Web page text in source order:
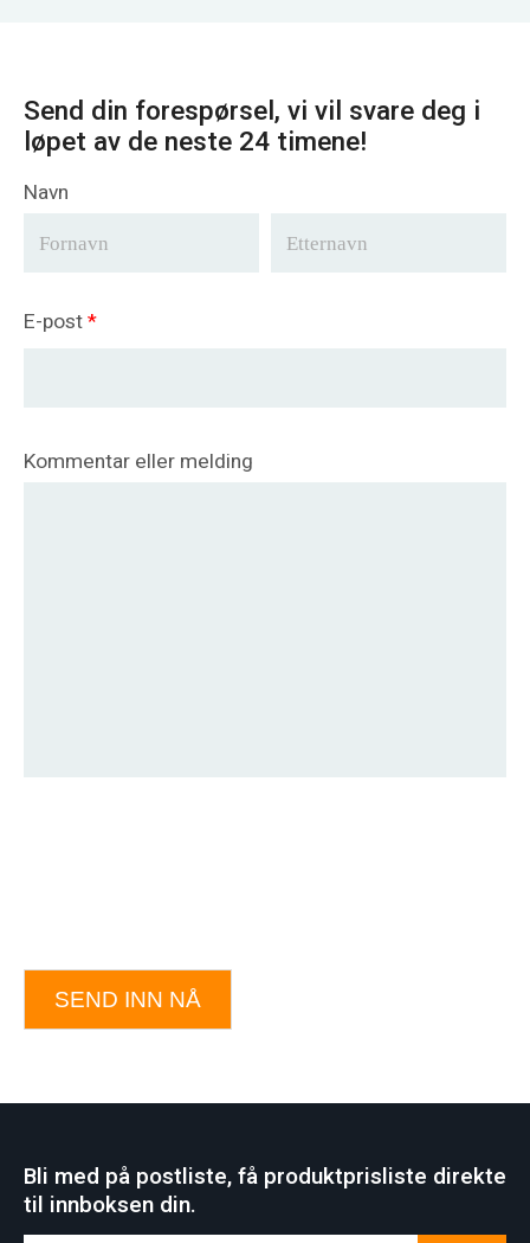
Send din forespørsel, vi vil svare deg i
løpet av de neste 24 timene!
Navn
E-post*
Kommentar eller melding
SEND INN NÅ
Bli med på postliste, få produktprisliste direkte
til innboksen din.